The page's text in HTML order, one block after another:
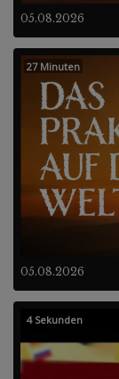
05.08.2026
05.08.2026
27 Minuten
4 Sekunden